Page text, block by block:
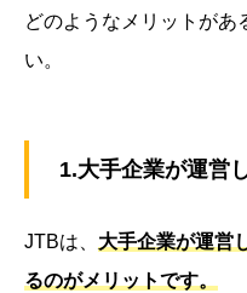
どのようなメリットがあ
い。
1.大手企業が運営
JTBは、 大手企業が運営
るのがメリットです。